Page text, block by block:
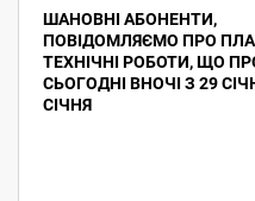
ШАНОВНІ АБОНЕНТИ,
ПОВІДОМЛЯЄМО ПРО
ТЕХНІЧНІ РОБОТИ, ЩО
СЬОГОДНІ ВНОЧІ З 29
СІЧНЯ